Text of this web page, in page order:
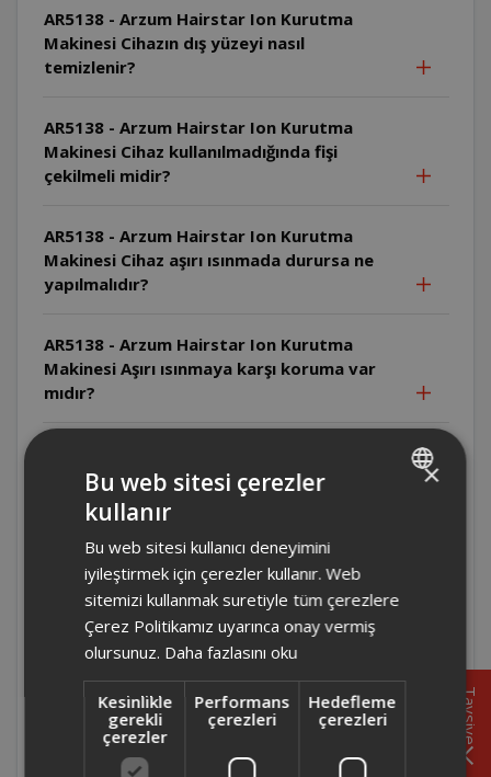
AR5138 - Arzum Hairstar Ion Kurutma
Makinesi Cihazın dış yüzeyi nasıl
temizlenir?
AR5138 - Arzum Hairstar Ion Kurutma
Makinesi Cihaz kullanılmadığında fişi
çekilmeli midir?
AR5138 - Arzum Hairstar Ion Kurutma
Makinesi Cihaz aşırı ısınmada durursa ne
yapılmalıdır?
AR5138 - Arzum Hairstar Ion Kurutma
Makinesi Aşırı ısınmaya karşı koruma var
mıdır?
Makinesi Arıza durumunda ne yapılmalıdır?
AR5134- Arzum Hairstar Neo Kurutma
Makinesi Üretici/İthalatçı firma kimdir ve
ürün nerede üretilmiştir?
AR5134- Arzum Hairstar Neo Kurutma
AR5134- Arzum Hairstar Neo Kurutma
Makinesi Uzatma kablosu kullanılabilir mi?
Tavsiye
×
Bu web sitesi çerezler
kullanır
Bu web sitesi kullanıcı deneyimini
iyileştirmek için çerezler kullanır. Web
sitemizi kullanmak suretiyle tüm çerezlere
Çerez Politikamız uyarınca onay vermiş
olursunuz. Daha fazlasını oku
Kesinlikle
gerekli
çerezler
Performans
çerezleri
Hedefleme
çerezleri